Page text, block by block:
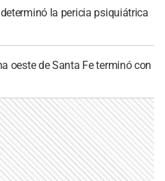
la pericia psiquiátrica
oeste de Santa Fe terminó con